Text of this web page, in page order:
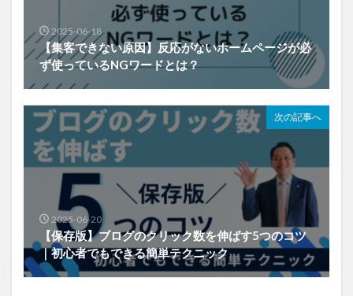
2025-06-18
【集客できない原因】反応がないホームページが必
ず使っているNGワードとは？
次の記事へ
2025-06-20
【保存版】ブログのクリック数を伸ばす5つのコツ
｜初心者でもできる簡単テクニック